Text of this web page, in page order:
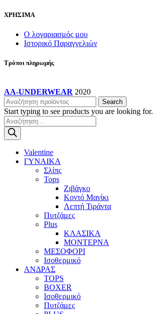
ΧΡΗΣΙΜΑ
Ο λογαριασμός μου
Ιστορικό Παραγγελιών
Τρόποι πληρωμής
AA-UNDERWEAR 2020
Search
Start typing to see products you are looking for.
Products
search
Valentine
ΓΥΝΑΙΚΑ
Σλίπς
Tops
Ζιβάγκο
Κοντό Μανίκι
Λεπτή Τιράντα
Πυτζάμες
Plus
ΚΛΑΣΙΚΑ
ΜΟΝΤΕΡΝΑ
ΜΕΣΟΦΟΡΙ
Ισοθερμικό
ΑΝΔΡΑΣ
TOPS
BOXER
Ισοθερμικό
Πυτζάμες